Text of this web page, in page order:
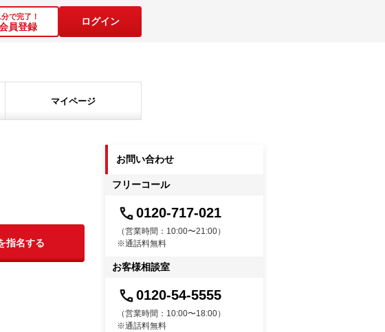
分で完了！
員登録
ログイン
マイページ
指名する
お問い合わせ
フリーコール
0120-717-021
（営業時間：10:00〜21:00）
※通話料無料
お客様相談室
0120-54-5555
（営業時間：10:00〜18:00）
※通話料無料